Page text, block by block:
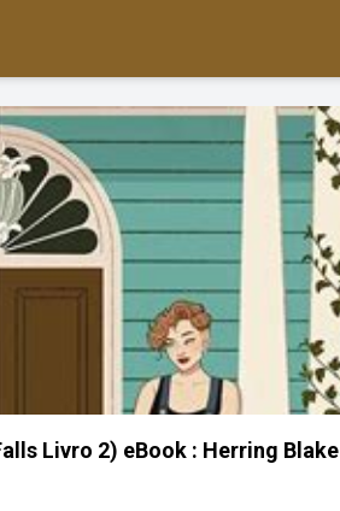
Livro 2) eBook : Herring Blake